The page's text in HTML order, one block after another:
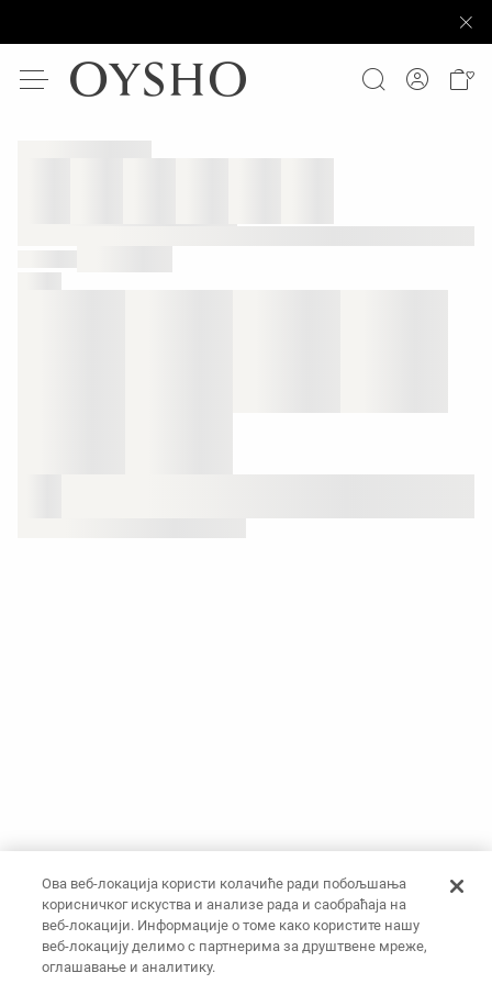
Ова веб-локација користи колачиће ради побољшања
корисничког искуства и анализе рада и саобраћаја на
веб-локацији. Информације о томе како користите нашу
веб-локацију делимо с партнерима за друштвене мреже,
оглашавање и аналитику.